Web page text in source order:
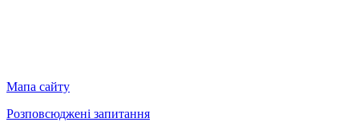
Мапа сайту
Розповсюджені запитання